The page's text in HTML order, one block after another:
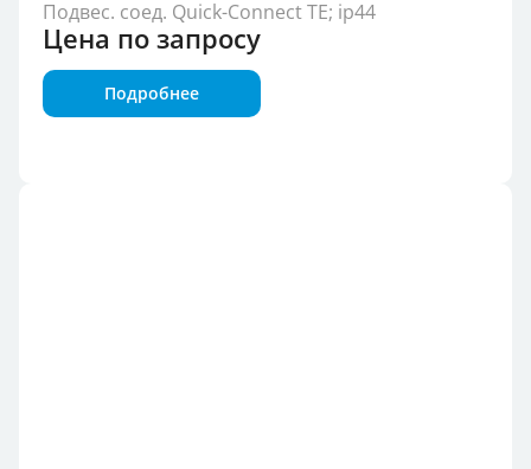
Подвес. соед. Quick-Connect TE; ip44
Цена по запросу
Подробнее